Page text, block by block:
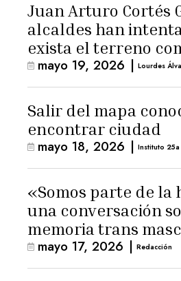
Juan Arturo Cortés
alcaldes han
exista el terreno
mayo 19, 2026 | Lourdes
Salir del mapa
encontrar ciudad
mayo 18, 2026 | Instituto 25a
«Somos parte de la
una conversación
memoria trans
mayo 17, 2026 | Redacción